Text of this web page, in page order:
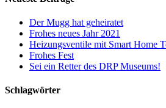
Der Mugg hat geheiratet
Frohes neues Jahr 2021
Heizungsventile mit Smart Home
Frohes Fest
Sei ein Retter des DRP Museums!
Schlagwörter